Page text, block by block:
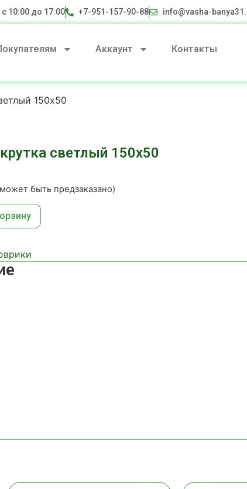
10:00 до 17:00 +7-951-157-90-88 info@vasha-
Аккаунт Контакты
150х50
светлый 150х50
быть предзаказано)